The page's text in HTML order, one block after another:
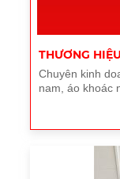
THƯƠNG
Chuyên kinh
nam, áo khoác